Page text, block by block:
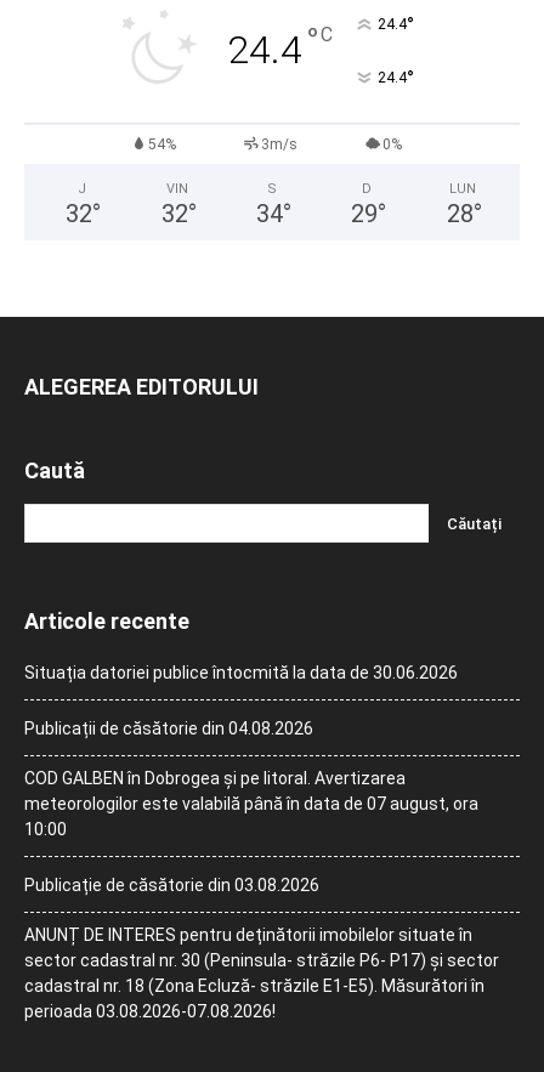
24.4°C 24.4°
24.4°
54% 3m/s 0%
J
32°
VIN
32°
S
34°
D
29°
LUN
28°
ALEGEREA EDITORULUI
Caută
Articole recente
Situația datoriei publice întocmită la data de 30.06.2026
Publicații de căsătorie din 04.08.2026
COD GALBEN în Dobrogea și pe litoral. Avertizarea
meteorologilor este valabilă până în data de 07 august, ora
10:00
Publicație de căsătorie din 03.08.2026
ANUNȚ DE INTERES pentru deținătorii imobilelor situate în
sector cadastral nr. 30 (Peninsula- străzile P6- P17) și sector
cadastral nr. 18 (Zona Ecluză- străzile E1-E5). Măsurători în
perioada 03.08.2026-07.08.2026!